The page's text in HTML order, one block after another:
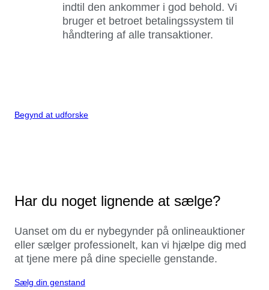
indtil den ankommer i god behold. Vi
bruger et betroet betalingssystem til
håndtering af alle transaktioner.
Begynd at udforske
Har du noget lignende at sælge?
Uanset om du er nybegynder på onlineauktioner
eller sælger professionelt, kan vi hjælpe dig med
at tjene mere på dine specielle genstande.
Sælg din genstand